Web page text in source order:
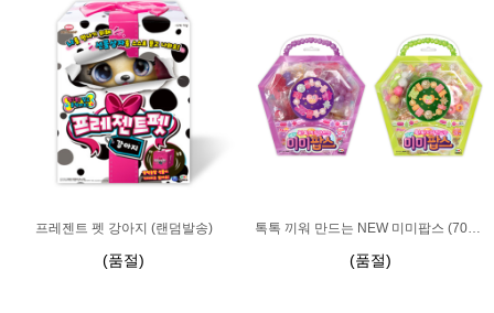
프레젠트 펫 강아지 (랜덤발송)
(품절)
톡톡 끼워 만드는 NEW 미미팝스 (70피스)-랜덤발송
(품절)